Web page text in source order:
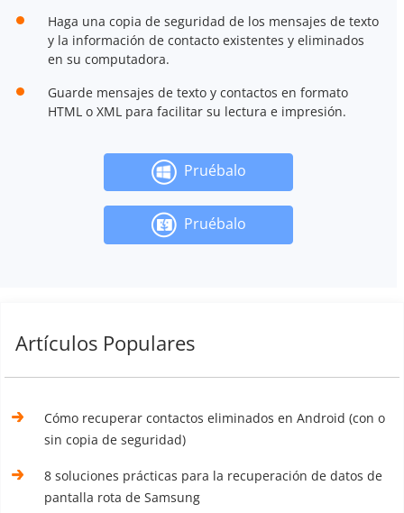
Haga una copia de seguridad de los mensajes de texto
y la información de contacto existentes y eliminados
en su computadora.
Guarde mensajes de texto y contactos en formato
HTML o XML para facilitar su lectura e impresión.
Pruébalo
Pruébalo
Artículos Populares
Cómo recuperar contactos eliminados en Android (con o
sin copia de seguridad)
8 soluciones prácticas para la recuperación de datos de
pantalla rota de Samsung